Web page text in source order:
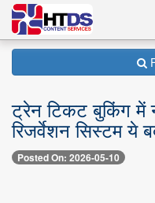
ट्रेन टिकट बुकिंग में
रिजर्वेशन सिस्टम ये
Posted On: 2026-05-10